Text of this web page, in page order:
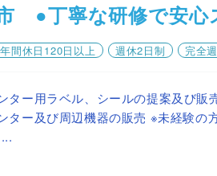
●丁寧な研修で安心
年間休日120日以上 週休2日制 完全
ター用ラベル、シールの提案及び販
ター及び周辺機器の販売 ※未経験の